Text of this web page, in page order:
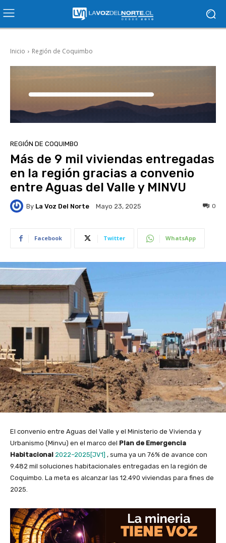
Inicio Región de Coquimbo
REGIÓN DE COQUIMBO
Más de 9 mil viviendas entregadas
en la región gracias a convenio
entre Aguas del Valle y MINVU
By La Voz Del Norte Mayo 23, 2025 0
Facebook Twitter WhatsApp
El convenio entre Aguas del Valle y el Ministerio de Vivienda y
Urbanismo (Minvu) en el marco del Plan de Emergencia
Habitacional 2022–2025[JV1] , suma ya un 76% de avance con
9.482 mil soluciones habitacionales entregadas en la región de
Coquimbo. La meta es alcanzar las 12.490 viviendas para fines de
2025.